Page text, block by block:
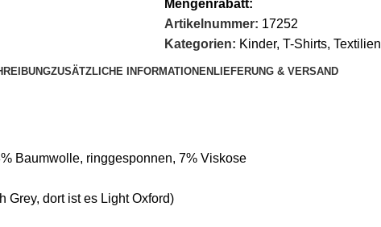
Mengenrabatt:
Artikelnummer: 17252
Kategorien: Kinder, T-Shirts, Textilien
ZUSÄTZLICHE INFORMATIONENLIEFERUNG & VERSAND
Baumwolle, ringgesponnen, 7% Viskose
Grey, dort ist es Light Oxford)